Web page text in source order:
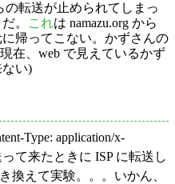
転送が止められてしまっ
。
これは namazu.org から
帰ってこない。かずさんの
在、web で見えているかず
い)
Type: application/x-
て来たときに ISP に転送し
換えて実験。。。いかん、